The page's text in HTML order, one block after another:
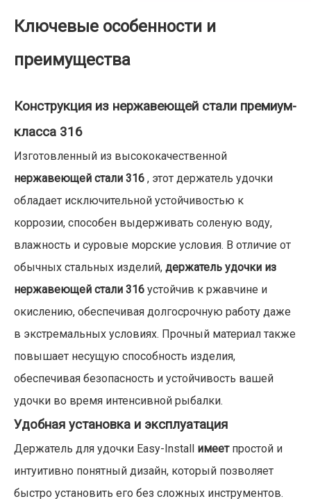
Ключевые особенности и
преимущества
Конструкция из нержавеющей стали премиум-
класса 316
Изготовленный из высококачественной
нержавеющей стали 316 , этот держатель удочки
обладает исключительной устойчивостью к
коррозии, способен выдерживать соленую воду,
влажность и суровые морские условия. В отличие от
обычных стальных изделий, держатель удочки из
нержавеющей стали 316 устойчив к ржавчине и
окислению, обеспечивая долгосрочную работу даже
в экстремальных условиях. Прочный материал также
повышает несущую способность изделия,
обеспечивая безопасность и устойчивость вашей
удочки во время интенсивной рыбалки.
Удобная установка и эксплуатация
Держатель для удочки Easy-Install имеет простой и
интуитивно понятный дизайн, который позволяет
быстро установить его без сложных инструментов.